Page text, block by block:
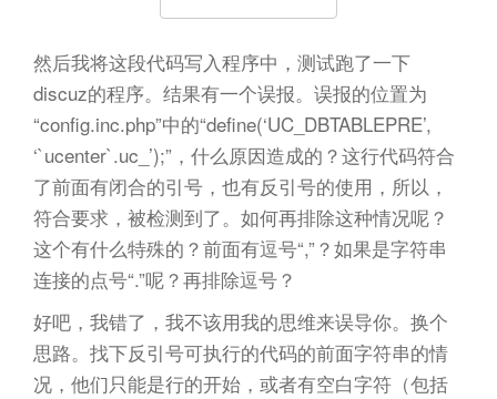
然后我将这段代码写入程序中，测试跑了一下
discuz的程序。结果有一个误报。误报的位置为
“config.inc.php”中的“define(‘UC_DBTABLEPRE’,
‘`ucenter`.uc_’);”，什么原因造成的？这行代码符合
了前面有闭合的引号，也有反引号的使用，所以，
符合要求，被检测到了。如何再排除这种情况呢？
这个有什么特殊的？前面有逗号“,”？如果是字符串
连接的点号“.”呢？再排除逗号？
好吧，我错了，我不该用我的思维来误导你。换个
思路。找下反引号可执行的代码的前面字符串的情
况，他们只能是行的开始，或者有空白字符（包括